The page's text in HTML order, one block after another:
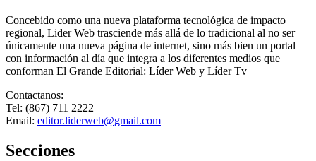
Concebido como una nueva plataforma tecnológica de impacto
regional, Lider Web trasciende más allá de lo tradicional al no ser
únicamente una nueva página de internet, sino más bien un portal
con información al día que integra a los diferentes medios que
conforman El Grande Editorial: Líder Web y Líder Tv
Contactanos:
Tel: (867) 711 2222
Email: editor.liderweb@gmail.com
Secciones